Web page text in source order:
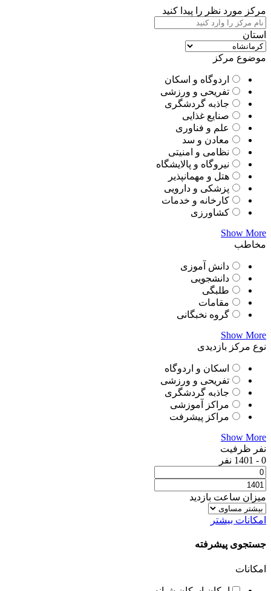
مرکز مورد نظر را پیدا کنید
استان
موضوع مرکز
اردوگاه و اسکان
تفریحی و ورزشی
جاذبه گردشگری
صنایع غذایی
علم و فناوری
معادن و سد
نظامی و امنیتی
نیروگاه و پالایشگاه
هتل و مهمانپذیر
پزشکی و دارویی
کارخانه و خدمات
کشاورزی
Show More
مخاطب
دانش آموزی
دانشجویی
طلبگی
مقامات
گروه نخبگانی
Show More
نوع مرکز بازدیدی
اسکان و اردوگاه
تفریحی و ورزشی
جاذبه گردشگری
مراکز آموزشی
مراکز پیشرفت
Show More
نفر ظرفیت
0
-
1401 نفر
میزان ساعت بازدید
امکانات بیشتر
جستجوی پیشرفته
امکانات